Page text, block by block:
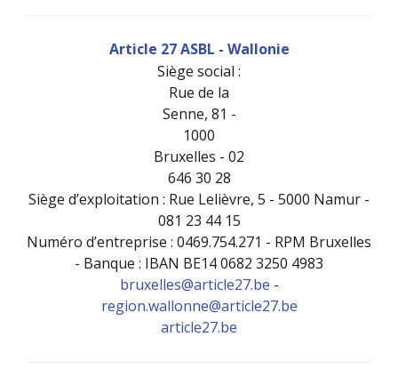
Article 27 ASBL - Wallonie
Siège social :
Rue de la
Senne, 81 -
1000
Bruxelles - 02
646 30 28
Siège d’exploitation : Rue Lelièvre, 5 - 5000 Namur -
081 23 44 15
Numéro d’entreprise : 0469.754.271 - RPM Bruxelles
- Banque : IBAN BE14 0682 3250 4983
bruxelles@article27.be -
region.wallonne@article27.be
article27.be